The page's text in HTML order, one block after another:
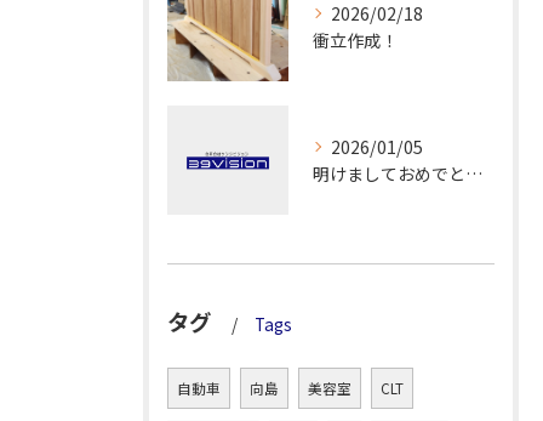
2026/02/18
衝立作成！
2026/01/05
明けましておめでとうございます！
タグ Tags
自動車 向島 美容室 CLT